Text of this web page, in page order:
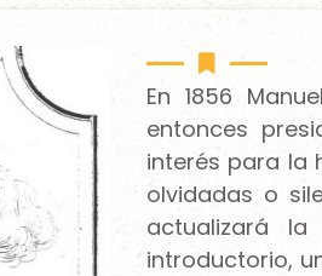
En 1856
entonces
interés para la
olvidadas o
actualizará
introductorio,